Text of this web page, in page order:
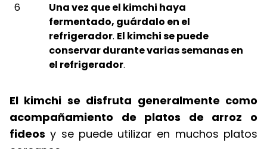
6
Una vez que el kimchi haya
fermentado, guárdalo en el
refrigerador. El kimchi se puede
conservar durante varias semanas en
el refrigerador.
El kimchi se disfruta generalmente como
acompañamiento de platos de arroz o
fideos y se puede utilizar en muchos platos